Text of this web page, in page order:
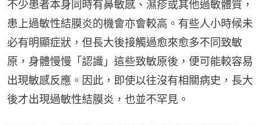
不少患者本身同時有鼻敏感、濕疹或其他過敏體質，
患上過敏性結膜炎的機會亦會較高。有些人小時候未
必有明顯症狀，但長大後接觸過愈來愈多不同致敏
原，身體慢慢「認識」這些致敏原後，便可能較容易
出現敏感反應。因此，即使以往沒有相關病史，長大
後才出現過敏性結膜炎，也並不罕見。